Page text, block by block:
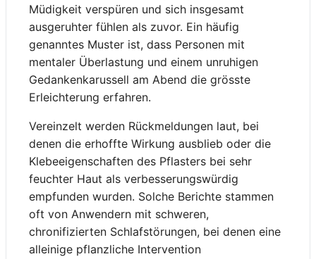
Müdigkeit verspüren und sich insgesamt
ausgeruhter fühlen als zuvor. Ein häufig
genanntes Muster ist, dass Personen mit
mentaler Überlastung und einem unruhigen
Gedankenkarussell am Abend die grösste
Erleichterung erfahren.
Vereinzelt werden Rückmeldungen laut, bei
denen die erhoffte Wirkung ausblieb oder die
Klebeeigenschaften des Pflasters bei sehr
feuchter Haut als verbesserungswürdig
empfunden wurden. Solche Berichte stammen
oft von Anwendern mit schweren,
chronifizierten Schlafstörungen, bei denen eine
alleinige pflanzliche Intervention